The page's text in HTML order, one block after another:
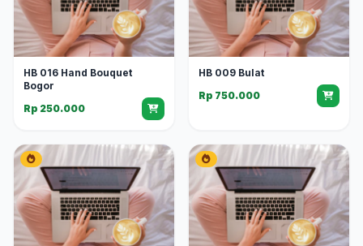
HB 016 Hand Bouquet
Bogor
Rp 250.000
HB 009 Bulat
Rp 750.000